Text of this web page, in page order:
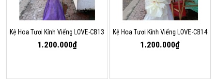
Kệ Hoa Tươi Kính Viếng LOVE-CB13
1.200.000₫
Kệ Hoa Tươi Kính Viếng LOVE-CB14
1.200.000₫